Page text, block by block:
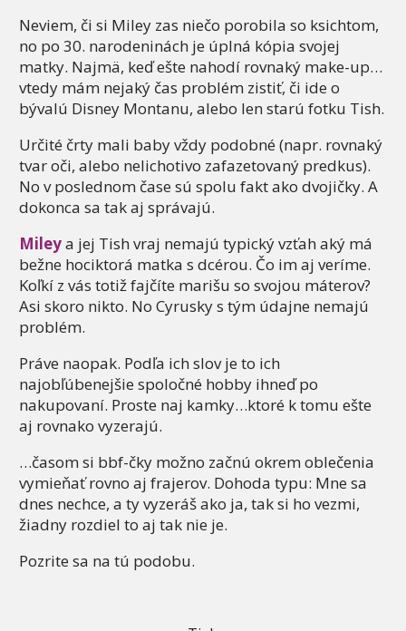
Neviem, či si Miley zas niečo porobila so ksichtom,
no po 30. narodeninách je úplná kópia svojej
matky. Najmä, keď ešte nahodí rovnaký make-up…
vtedy mám nejaký čas problém zistiť, či ide o
bývalú Disney Montanu, alebo len starú fotku Tish.
Určité črty mali baby vždy podobné (napr. rovnaký
tvar oči, alebo nelichotivo zafazetovaný predkus).
No v poslednom čase sú spolu fakt ako dvojičky. A
dokonca sa tak aj správajú.
Mileya jej Tish vraj nemajú typický vzťah aký má
bežne hociktorá matka s dcérou. Čo im aj veríme.
Koľkí z vás totiž fajčíte marišu so svojou máterov?
Asi skoro nikto. No Cyrusky s tým údajne nemajú
problém.
Práve naopak. Podľa ich slov je to ich
najobľúbenejšie spoločné hobby ihneď po
nakupovaní. Proste naj kamky…ktoré k tomu ešte
aj rovnako vyzerajú.
…časom si bbf-čky možno začnú okrem oblečenia
vymieňať rovno aj frajerov. Dohoda typu: Mne sa
dnes nechce, a ty vyzeráš ako ja, tak si ho vezmi,
žiadny rozdiel to aj tak nie je.
Pozrite sa na tú podobu.